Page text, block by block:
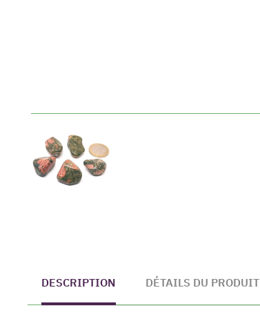
DESCRIPTION DÉTAILS DU PRODUIT